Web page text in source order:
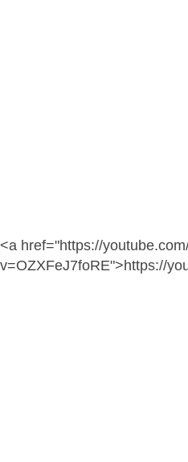
<a href="https://
v=OZXFeJ7foRE">https://